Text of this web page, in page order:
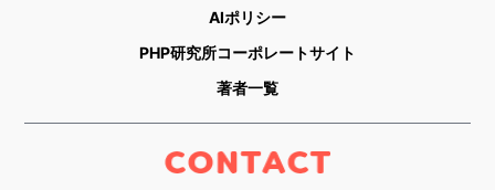
AIポリシー
PHP研究所コーポレートサイト
著者一覧